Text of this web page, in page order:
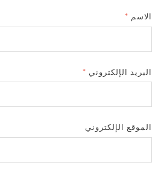
الاسم *
البريد الإلكتروني *
الموقع الإلكتروني